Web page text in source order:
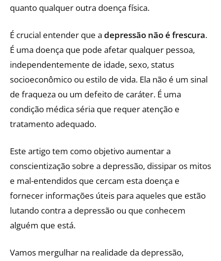
quanto qualquer outra doença física.
É crucial entender que a depressão não é frescura.
É uma doença que pode afetar qualquer pessoa,
independentemente de idade, sexo, status
socioeconômico ou estilo de vida. Ela não é um sinal
de fraqueza ou um defeito de caráter. É uma
condição médica séria que requer atenção e
tratamento adequado.
Este artigo tem como objetivo aumentar a
conscientização sobre a depressão, dissipar os mitos
e mal-entendidos que cercam esta doença e
fornecer informações úteis para aqueles que estão
lutando contra a depressão ou que conhecem
alguém que está.
Vamos mergulhar na realidade da depressão,